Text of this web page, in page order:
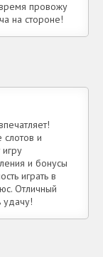
провожу
на стороне!
слотов и
и бонусы
играть в
Отличный
удачу!